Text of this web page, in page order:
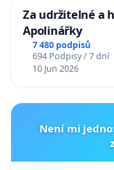
Za udržitelné a
Apolinářky
7 480 podpisů
694 Podpisy / 7 dní
10 Jun 2026
Není mi